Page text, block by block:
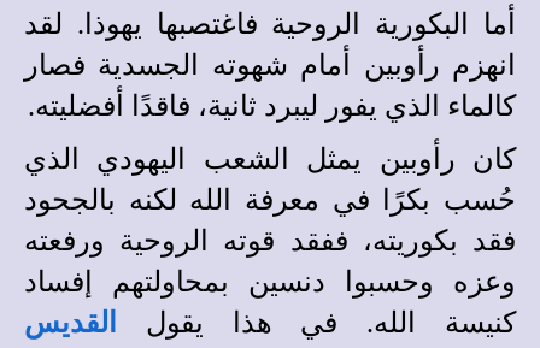
أما البكورية الروحية فاغتصبها يهوذا. لقد
انهزم رأوبين أمام شهوته الجسدية فصار
كالماء الذي يفور ليبرد ثانية، فاقدًا أفضليته.
كان رأوبين يمثل الشعب اليهودي الذي
حُسب بكرًا في معرفة الله لكنه بالجحود
فقد بكوريته، ففقد قوته الروحية ورفعته
وعزه وحسبوا دنسين بمحاولتهم إفساد
كنيسة الله. في هذا يقول
القديس